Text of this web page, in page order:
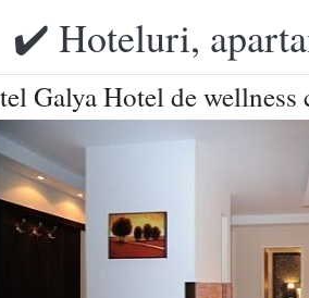
✔️ Hoteluri,
Galya Hotel de wellness